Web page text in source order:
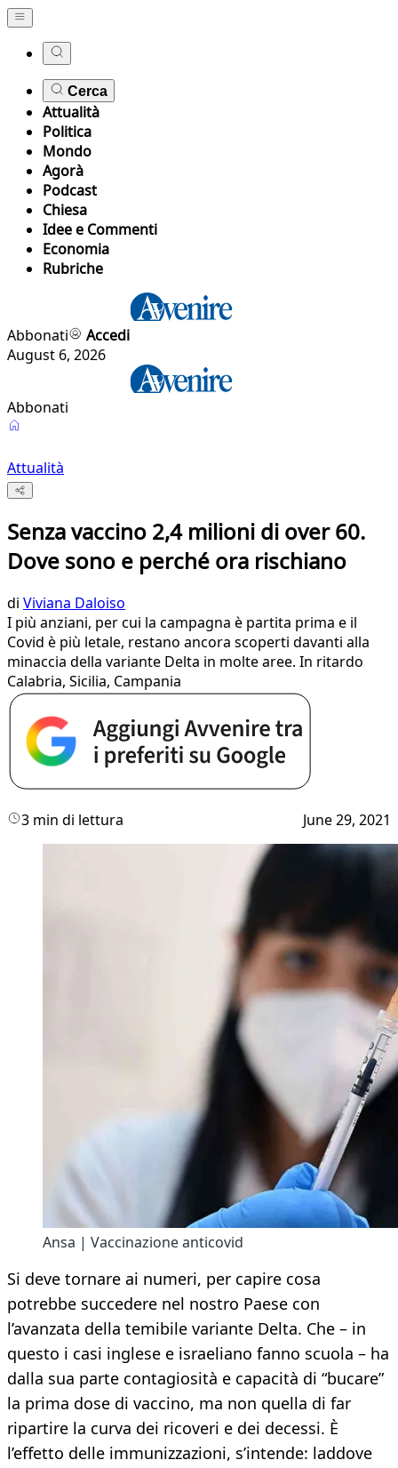
Cerca
Attualità
Politica
Mondo
Agorà
Podcast
Chiesa
Idee e Commenti
Economia
Rubriche
Abbonati
Accedi
August 6, 2026
Abbonati
Attualità
Senza vaccino 2,4 milioni di over 60.
Dove sono e perché ora rischiano
di Viviana Daloiso
I più anziani, per cui la campagna è partita prima e il
Covid è più letale, restano ancora scoperti davanti alla
minaccia della variante Delta in molte aree. In ritardo
Calabria, Sicilia, Campania
3 min di lettura June 29, 2021
Ansa | Vaccinazione anticovid
Si deve tornare ai numeri, per capire cosa
potrebbe succedere nel nostro Paese con
l’avanzata della temibile variante Delta. Che – in
questo i casi inglese e israeliano fanno scuola – ha
dalla sua parte contagiosità e capacità di “bucare”
la prima dose di vaccino, ma non quella di far
ripartire la curva dei ricoveri e dei decessi. È
l’effetto delle immunizzazioni, s’intende: laddove